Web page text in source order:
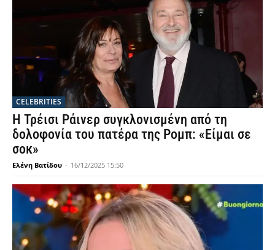
CELEBRITIES
Η Τρέισι Ράινερ συγκλονισμένη από τη
δολοφονία του πατέρα της Ρομπ: «Είμαι σε
σοκ»
Ελένη Βατίδου - 16/12/2025 15:50